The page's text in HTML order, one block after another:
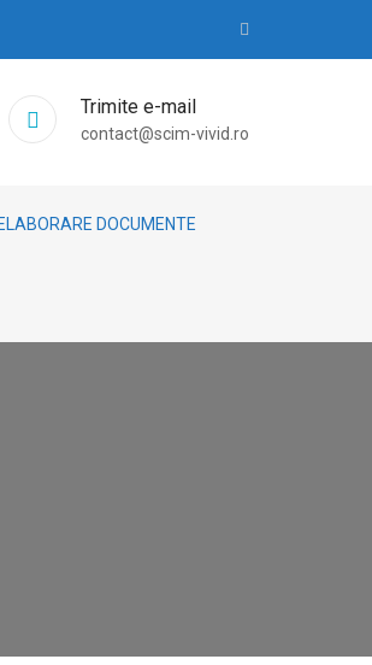
Trimite e-mail
contact@scim-vivid.ro
DOCUMENTE